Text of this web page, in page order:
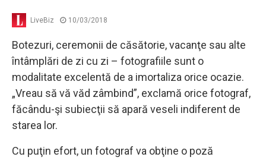
LiveBiz 10/03/2018
Botezuri, ceremonii de căsătorie, vacanţe sau alte
întâmplări de zi cu zi – fotografiile sunt o
modalitate excelentă de a imortaliza orice ocazie.
„Vreau să vă văd zâmbind”, exclamă orice fotograf,
făcându-şi subiecţii să apară veseli indiferent de
starea lor.
Cu puţin efort, un fotograf va obţine o poză